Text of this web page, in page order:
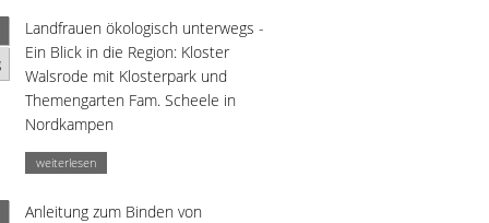
Landfrauen ökologisch unterwegs -
Ein Blick in die Region: Kloster
Walsrode mit Klosterpark und
Themengarten Fam. Scheele in
Nordkampen
weiterlesen
Anleitung zum Binden von